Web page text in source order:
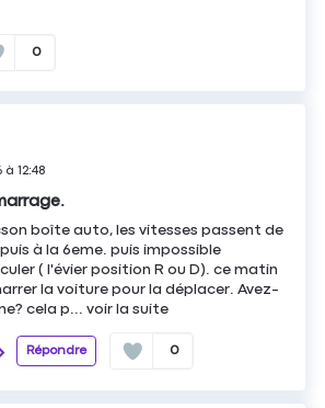
0
à12:48
boîte auto, les vitesses passent de
à la 6eme. puis impossible
( l'évier position R ou D). ce matin
la voiture pour la déplacer. Avez-
cela p...voir la suite
Répondre 0